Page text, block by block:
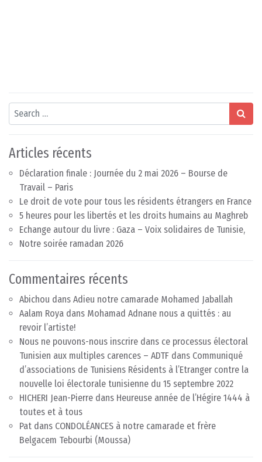
Search
Articles récents
Déclaration finale : Journée du 2 mai 2026 – Bourse de
Travail – Paris
Le droit de vote pour tous les résidents étrangers en France
5 heures pour les libertés et les droits humains au Maghreb
Echange autour du livre : Gaza – Voix solidaires de Tunisie,
Notre soirée ramadan 2026
Commentaires récents
Abichou dans Adieu notre camarade Mohamed Jaballah
Aalam Roya dans Mohamad Adnane nous a quittés : au
revoir l’artiste!
Nous ne pouvons-nous inscrire dans ce processus électoral
Tunisien aux multiples carences – ADTF dans Communiqué
d’associations de Tunisiens Résidents à l’Etranger contre la
nouvelle loi électorale tunisienne du 15 septembre 2022
HICHERI Jean-Pierre dans Heureuse année de l’Hégire 1444 à
toutes et à tous
Pat dans CONDOLÉANCES à notre camarade et frère
Belgacem Tebourbi (Moussa)